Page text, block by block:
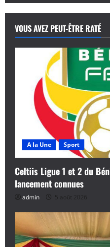
VOUS AVEZ PEUT-ÊTRE RATÉ
A la Une Sport
Celtiis Ligue 1 et 2 du
lancement connues
admin 5 août 2026